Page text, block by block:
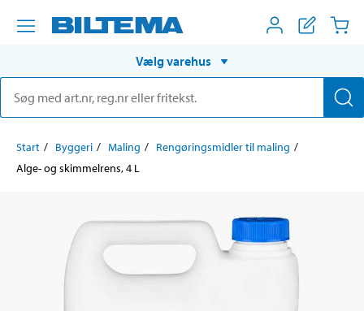
Vælg varehus
Start Byggeri Maling
Rengøringsmidler til maling
Alge- og skimmelrens, 4 L